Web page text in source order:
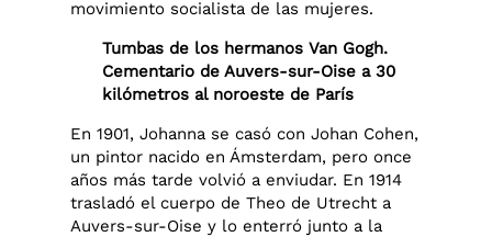
movimiento socialista de las mujeres.
Tumbas de los hermanos Van Gogh.
Cementario de Auvers-sur-Oise a 30
kilómetros al noroeste de París
En 1901, Johanna se casó con Johan Cohen,
un pintor nacido en Ámsterdam, pero once
años más tarde volvió a enviudar. En 1914
trasladó el cuerpo de Theo de Utrecht a
Auvers-sur-Oise y lo enterró junto a la